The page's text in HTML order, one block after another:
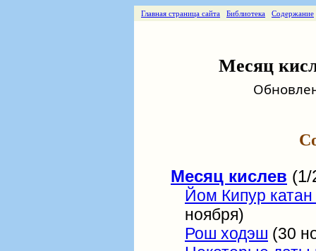
Главная страница сайта Библиотека Содержание
Месяц
Месяц кислев (1/
Йом Кипур
ноября)
Рош ходэш (30